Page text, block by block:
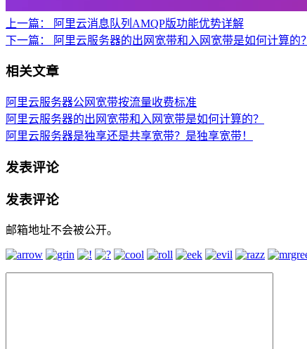
上一篇：
阿里云消息队列AMQP版功能优势详解
下一篇：
阿里云服务器的出网宽带和入网宽带是如何计算的？
相关文章
阿里云服务器公网宽带按流量收费标准
阿里云服务器的出网宽带和入网宽带是如何计算的？
阿里云服务器是独享还是共享宽带？是独享宽带！
发表评论
发表评论
邮箱地址不会被公开。